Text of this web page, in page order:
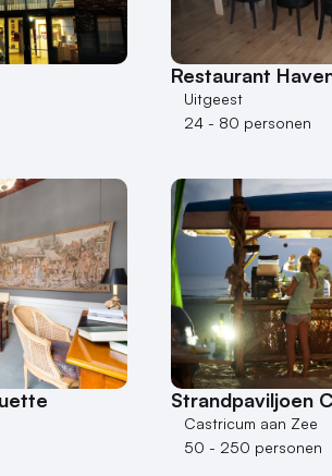
Restaurant
Uitgeest
24 - 80 personen
Strandpaviljoen
Castricum aan Zee
50 - 250 personen